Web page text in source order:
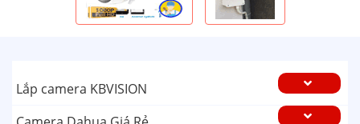
Lắp camera KBVISION